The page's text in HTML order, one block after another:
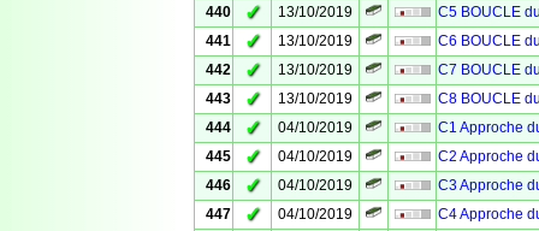
440
✓ 13/10/2019
C5 BOUCLE
441
✓ 13/10/2019
C6 BOUCLE
442
✓ 13/10/2019
C7 BOUCLE
443
✓ 13/10/2019
C8 BOUCLE
444
✓ 04/10/2019
C1 Approche
445
✓ 04/10/2019
C2 Approche
446
✓ 04/10/2019
C3 Approche
447
✓ 04/10/2019
C4 Approche